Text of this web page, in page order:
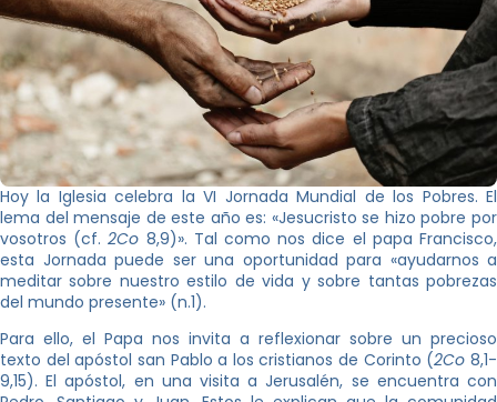
Hoy la Iglesia celebra la VI Jornada Mundial de los Pobres. El
lema del mensaje de este año es: «Jesucristo se hizo pobre por
vosotros (cf.2Co 8,9)». Tal como nos dice el papa Francisco,
esta Jornada puede ser una oportunidad para «ayudarnos a
meditar sobre nuestro estilo de vida y sobre tantas pobrezas
del mundo presente» (n.1).
Para ello, el Papa nos invita a reflexionar sobre un precioso
texto del apóstol san Pablo a los cristianos de Corinto (2Co 8,1-
9,15). El apóstol, en una visita a Jerusalén, se encuentra con